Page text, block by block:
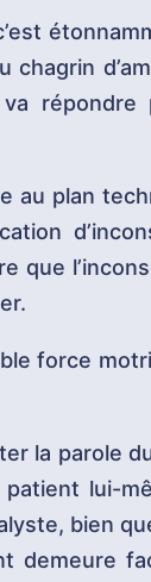
répondre
au plan
que
force
la parole
lui-
bien
demeure